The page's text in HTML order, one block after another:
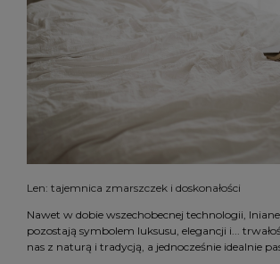
Len: tajemnica zmarszczek i doskonałości
Nawet w dobie wszechobecnej technologii,
pozostają symbolem luksusu, elegancji i...
nas z naturą i tradycją, a jednocześnie idealnie